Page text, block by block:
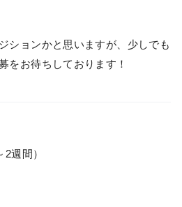
ションかと思いますが、少しでも
をお待ちしております！
週間）